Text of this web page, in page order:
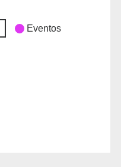
Eventos